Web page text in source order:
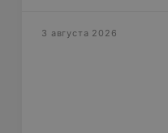
3 августа 2026